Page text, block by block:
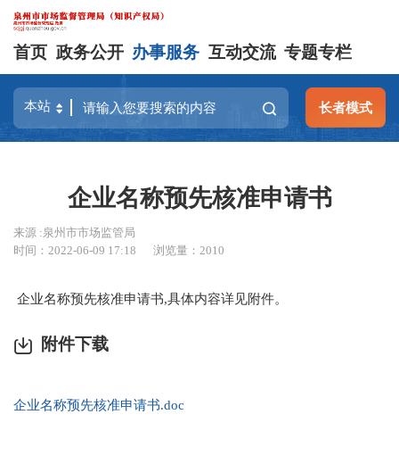
首页 政务公开 办事服务 互动交流 专题专栏
长者模式
企业名称预先核准申请书
来源 :泉州市市场监管局
时间：2022-06-09 17:18
浏览量： 2010
企业名称预先核准申请书,具体内容详见附件。
附件下载
企业名称预先核准申请书.doc